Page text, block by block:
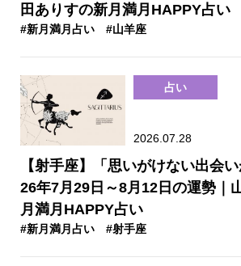
田ありすの新月満月HAPPY占い
#新月満月占い #山羊座
占い
2026.07.28
【射手座】「思いがけない出会
26年7月29日～8月12日の運勢｜
月満月HAPPY占い
#新月満月占い #射手座